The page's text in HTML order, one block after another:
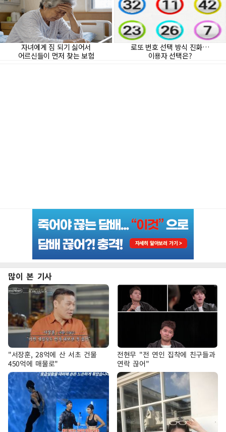
많이 본 기사
"서장훈, 28억에 산 서초 건물
450억에 매물로"
전현무 "전 연인 집착에 친구들과
연락 끊어"